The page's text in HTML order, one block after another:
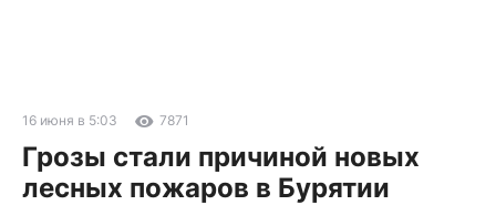
16 июня в 5:03 7871
Грозы стали причиной новых
лесных пожаров в Бурятии